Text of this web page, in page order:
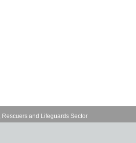
and Lifeguards Sector